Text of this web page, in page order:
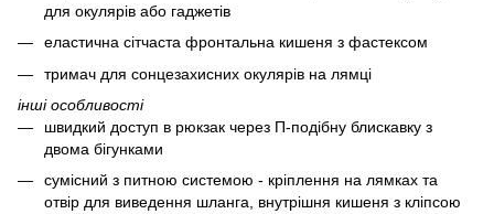
для окулярів або гаджетів
еластична сітчаста фронтальна кишеня з фастексом
тримач для сонцезахисних окулярів на лямці
інші особливості
швидкий доступ в рюкзак через П-подібну блискавку з
двома бігунками
сумісний з питною системою - кріплення на лямках та
отвір для виведення шланга, внутрішня кишеня з кліпсою